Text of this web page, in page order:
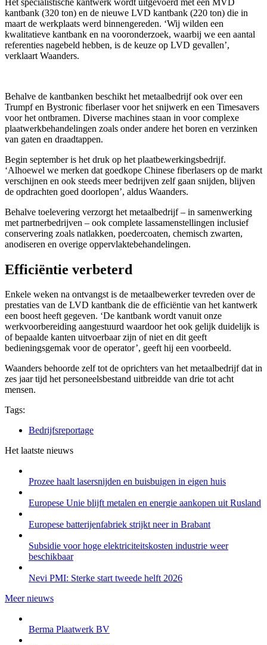
kantbank (320 ton) en de nieuwe LVD kantbank (220 ton) die in
maart de werkplaats werd binnengereden. ‘Wij wilden een
kwalitatieve kantbank en na vooronderzoek, waarbij we een aantal
referenties nagebeld hebben, is de keuze op LVD gevallen’,
verklaart Waanders.
Behalve de kantbanken beschikt het metaalbedrijf ook over een
Trumpf en Bystronic fiberlaser voor het snijwerk en een Timesavers
voor het ontbramen. Diverse machines staan in voor complexe
plaatwerkbehandelingen zoals onder andere het boren en verzinken
van gaten en draadtappen.
Begin september is het druk op het plaatbewerkingsbedrijf.
‘Alhoewel we merken dat goedkope Chinese fiberlasers op de markt
verschijnen en ook steeds meer bedrijven zelf gaan snijden, blijven
de opdrachten goed doorlopen’, aldus Waanders.
Behalve toelevering verzorgt het metaalbedrijf – in samenwerking
met partnerbedrijven – ook complete lassamenstellingen inclusief
conservering zoals natlakken, poedercoaten, chemisch zwarten,
anodiseren en overige oppervlaktebehandelingen.
Efficiëntie verbeterd
Enkele weken na ontvangst is de metaalbewerker tevreden over de
prestaties van de LVD kantbank die de efficiëntie van het kantwerk
een boost heeft gegeven. ‘De kantbank wordt vanuit onze
werkvoorbereiding aangestuurd waardoor het ook gelijk duidelijk is
of bepaalde kanten uitvoerbaar zijn of niet en dit geeft
bedieningsgemak voor de operator’, geeft hij een voorbeeld.
Waanders behoorde zelf tot de oprichters van het metaalbedrijf dat in
zes jaar tijd het personeelsbestand uitbreidde van drie tot acht
mensen.
Tags:
Bedrijfsreportage
Het laatste nieuws
Prozee haalt lasersnijden en buisbuigen in eigen huis
Europese Unie blijft metalen en energie aankopen uit Rusland
Europese batterijenfabriek strijkt neer in Brabant
Subsidie voor hoge elektriciteitskosten industrie weer
beschikbaar
Nevi PMI: Sterke start tweede helft 2026
Meer nieuws
Berma Plaatwerk BV